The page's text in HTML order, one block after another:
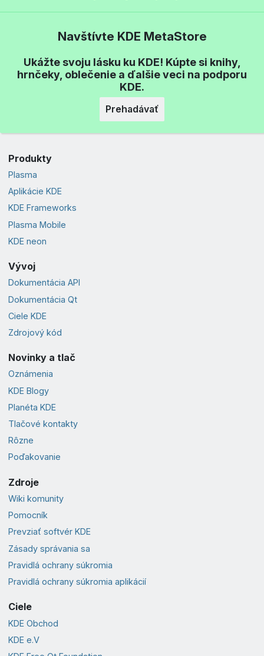
Navštívte KDE MetaStore
Ukážte svoju lásku ku KDE! Kúpte si knihy,
hrnčeky, oblečenie a ďalšie veci na podporu
KDE.
Prehadávať
Produkty
Plasma
Aplikácie KDE
KDE Frameworks
Plasma Mobile
KDE neon
Vývoj
Dokumentácia API
Dokumentácia Qt
Ciele KDE
Zdrojový kód
Novinky a tlač
Oznámenia
KDE Blogy
Planéta KDE
Tlačové kontakty
Rôzne
Poďakovanie
Zdroje
Wiki komunity
Pomocník
Prevziať softvér KDE
Zásady správania sa
Pravidlá ochrany súkromia
Pravidlá ochrany súkromia aplikácií
Ciele
KDE Obchod
KDE e.V